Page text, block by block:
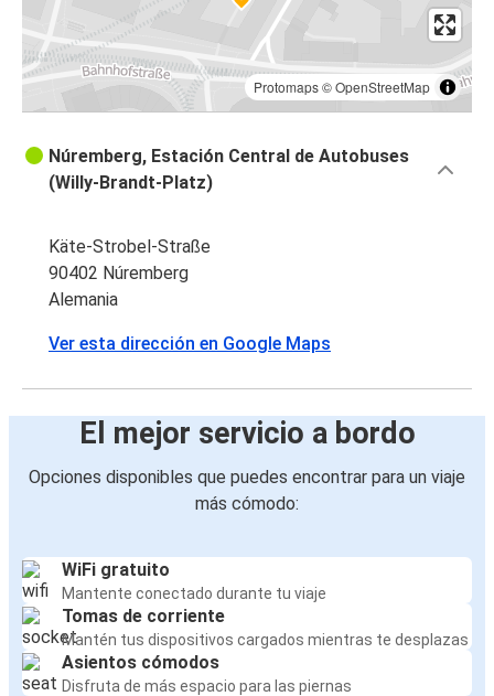
Protomaps©OpenStreetMap
Núremberg, Estación Central de Autobuses
(Willy-Brandt-Platz)
Käte-Strobel-Straße
90402 Núremberg
Alemania
Ver esta dirección en Google Maps
El mejor servicio a bordo
Opciones disponibles que puedes encontrar para un viaje
más cómodo:
WiFi gratuito
Mantente conectado durante tu viaje
Tomas de corriente
Mantén tus dispositivos cargados mientras te desplazas
Asientos cómodos
Disfruta de más espacio para las piernas